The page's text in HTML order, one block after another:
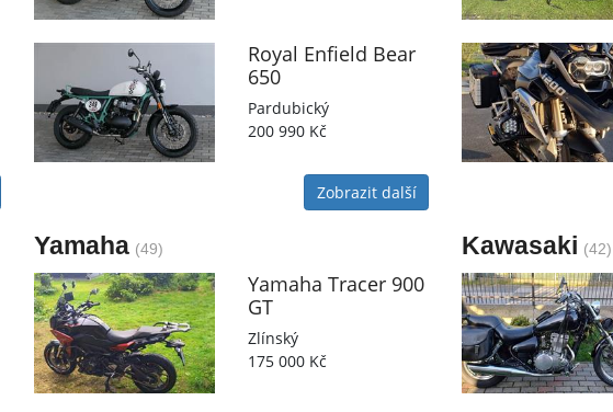
Royal Enfield Bear
650
Pardubický
200 990 Kč
Zobrazit další
Yamaha (49)
Yamaha Tracer 900
GT
Zlínský
175 000 Kč
Kawasaki (42)